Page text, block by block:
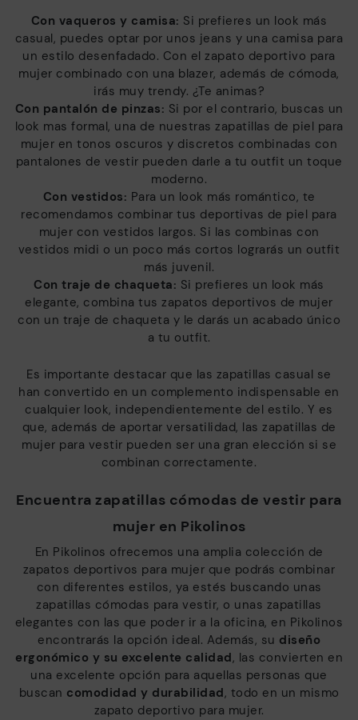
Con vaqueros y camisa: Si prefieres un look más
casual, puedes optar por unos jeans y una camisa para
un estilo desenfadado. Con el zapato deportivo para
mujer combinado con una blazer, además de cómoda,
irás muy trendy. ¿Te animas?
Con pantalón de pinzas: Si por el contrario, buscas un
look mas formal, una de nuestras zapatillas de piel para
mujer en tonos oscuros y discretos combinadas con
pantalones de vestir pueden darle a tu outfit un toque
moderno.
Con vestidos: Para un look más romántico, te
recomendamos combinar tus deportivas de piel para
mujer con vestidos largos. Si las combinas con
vestidos midi o un poco más cortos lograrás un outfit
más juvenil.
Con traje de chaqueta: Si prefieres un look más
elegante, combina tus zapatos deportivos de mujer
con un traje de chaqueta y le darás un acabado único
a tu outfit.
Es importante destacar que las zapatillas casual se
han convertido en un complemento indispensable en
cualquier look, independientemente del estilo. Y es
que, además de aportar versatilidad, las zapatillas de
mujer para vestir pueden ser una gran elección si se
combinan correctamente.
Encuentra zapatillas cómodas de vestir para
mujer en Pikolinos
En Pikolinos ofrecemos una amplia colección de
zapatos deportivos para mujer que podrás combinar
con diferentes estilos, ya estés buscando unas
zapatillas cómodas para vestir, o unas zapatillas
elegantes con las que poder ir a la oficina, en Pikolinos
encontrarás la opción ideal. Además, su diseño
ergonómico y su excelente calidad, las convierten en
una excelente opción para aquellas personas que
buscan comodidad y durabilidad, todo en un mismo
zapato deportivo para mujer.